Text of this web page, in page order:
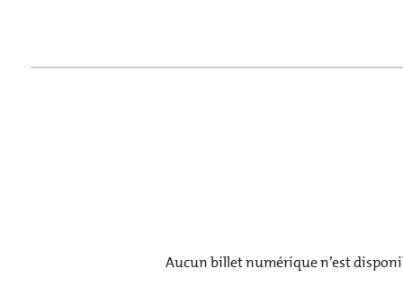
Aucun billet numérique n’est